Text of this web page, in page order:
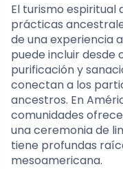
El turismo
prácticas
de una experiencia
puede incluir desde
purificación y
conectan a los
ancestros. En
comunidades
una ceremonia de
tiene profundas
mesoamericana.